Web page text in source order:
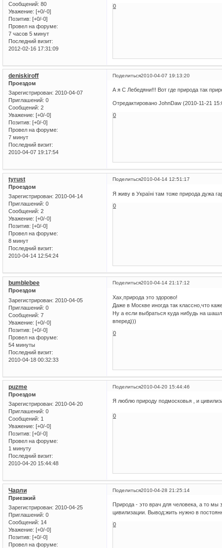
Сообщений: 80
Уважение: [+0/-0]
Позитив: [+0/-0]
Провел на форуме:
7 часов 5 минут
Последний визит:
2012-02-16 17:31:09
0
Поделиться2010-04-07 19:13:20
deniskiroff
Проездом
Зарегистрирован: 2010-04-07
Приглашений: 0
Сообщений: 2
Уважение: [+0/-0]
Позитив: [+0/-0]
Провел на форуме:
7 минут
Последний визит:
2010-04-07 19:17:54
А я С Лебедяни!!! Вот где природа так
Отредактировано JohnDaw (2010-11-21
0
Поделиться2010-04-14 12:51:17
tyrust
Проездом
Зарегистрирован: 2010-04-14
Приглашений: 0
Сообщений: 2
Уважение: [+0/-0]
Позитив: [+0/-0]
Провел на форуме:
8 минут
Последний визит:
2010-04-14 12:54:24
Я живу в Україні там тоже природа дужа
0
Поделиться2010-04-14 21:17:12
bumblebee
Проездом
Зарегистрирован: 2010-04-05
Приглашений: 0
Сообщений: 7
Уважение: [+0/-0]
Позитив: [+0/-0]
Провел на форуме:
54 минуты
Последний визит:
2010-04-18 00:32:33
Хах,природа это здорово!
Даже в Москве иногда так классно,что
Ну а если выбраться куда нибудь на
вперед)))
0
Поделиться2010-04-20 15:44:46
puzme
Проездом
Зарегистрирован: 2010-04-20
Приглашений: 0
Сообщений: 1
Уважение: [+0/-0]
Позитив: [+0/-0]
Провел на форуме:
1 минуту
Последний визит:
2010-04-20 15:44:48
Я люблю природу подмосковья , и
0
Поделиться2010-04-28 21:25:14
Чарли
Приезжий
Зарегистрирован: 2010-04-25
Приглашений: 0
Сообщений: 14
Уважение: [+0/-0]
Позитив: [+0/-0]
Провел на форуме:
Природа - это врач для человека, а то мы
цивилизации. Вывод:жить нужно в
0